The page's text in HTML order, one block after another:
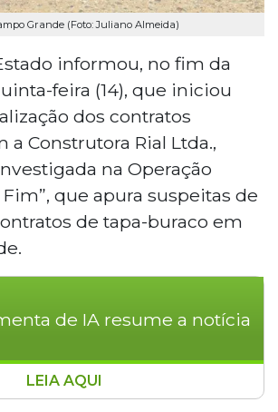
Grande (Foto: Juliano Almeida)
informou, no fim da
feira (14), que iniciou
dos contratos
a Construtora Rial Ltda.,
na Operação
Fim”, que apura suspeitas de
de tapa-buraco em
de IA resume a notícia
Mato Grosso do Sul iniciou
LEIA AQUI